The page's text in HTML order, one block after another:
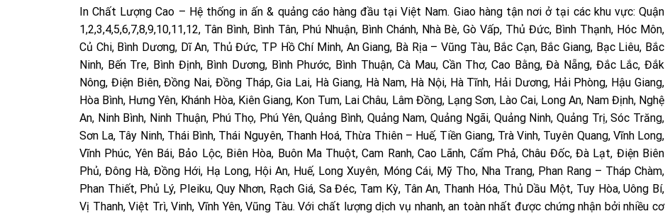
In Chất Lượng Cao – Hệ thống in ấn & quảng cáo hàng đầu tại Việt Nam. Giao hàng tận nơi ở tại các khu vực: Quận
1,2,3,4,5,6,7,8,9,10,11,12, Tân Bình, Bình Tân, Phú Nhuận, Bình Chánh, Nhà Bè, Gò Vấp, Thủ Đức, Bình Thạnh, Hóc Môn,
Củ Chi, Bình Dương, Dĩ An, Thủ Đức, TP Hồ Chí Minh, An Giang, Bà Rịa – Vũng Tàu, Bắc Cạn, Bắc Giang, Bạc Liêu, Bắc
Ninh, Bến Tre, Bình Định, Bình Dương, Bình Phước, Bình Thuận, Cà Mau, Cần Thơ, Cao Bằng, Đà Nẵng, Đắc Lắc, Đắk
Nông, Điện Biên, Đồng Nai, Đồng Tháp, Gia Lai, Hà Giang, Hà Nam, Hà Nội, Hà Tĩnh, Hải Dương, Hải Phòng, Hậu Giang,
Hòa Bình, Hưng Yên, Khánh Hòa, Kiên Giang, Kon Tum, Lai Châu, Lâm Đồng, Lạng Sơn, Lào Cai, Long An, Nam Định, Nghệ
An, Ninh Bình, Ninh Thuận, Phú Thọ, Phú Yên, Quảng Bình, Quảng Nam, Quảng Ngãi, Quảng Ninh, Quảng Trị, Sóc Trăng,
Sơn La, Tây Ninh, Thái Bình, Thái Nguyên, Thanh Hoá, Thừa Thiên – Huế, Tiền Giang, Trà Vinh, Tuyên Quang, Vĩnh Long,
Vĩnh Phúc, Yên Bái, Bảo Lộc, Biên Hòa, Buôn Ma Thuột, Cam Ranh, Cao Lãnh, Cẩm Phả, Châu Đốc, Đà Lạt, Điện Biên
Phủ, Đông Hà, Đồng Hới, Hạ Long, Hội An, Huế, Long Xuyên, Móng Cái, Mỹ Tho, Nha Trang, Phan Rang – Tháp Chàm,
Phan Thiết, Phủ Lý, Pleiku, Quy Nhơn, Rạch Giá, Sa Đéc, Tam Kỳ, Tân An, Thanh Hóa, Thủ Dầu Một, Tuy Hòa, Uông Bí,
Vị Thanh, Việt Trì, Vinh, Vĩnh Yên, Vũng Tàu. Với chất lượng dịch vụ nhanh, an toàn nhất được chứng nhận bởi nhiều cơ